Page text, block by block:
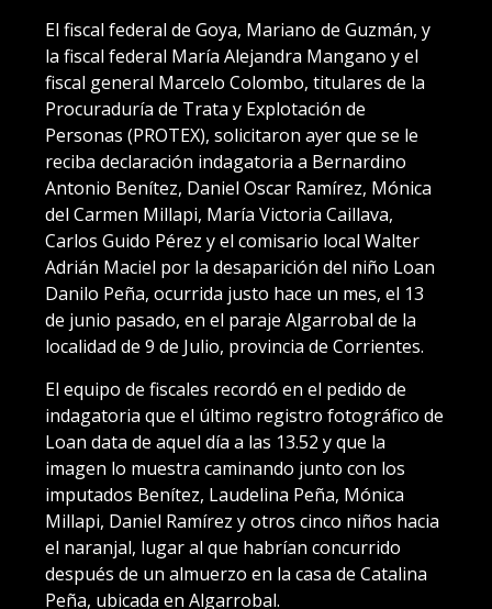
El fiscal federal de Goya, Mariano de Guzmán, y
la fiscal federal María Alejandra Mangano y el
fiscal general Marcelo Colombo, titulares de la
Procuraduría de Trata y Explotación de
Personas (PROTEX), solicitaron ayer que se le
reciba declaración indagatoria a Bernardino
Antonio Benítez, Daniel Oscar Ramírez, Mónica
del Carmen Millapi, María Victoria Caillava,
Carlos Guido Pérez y el comisario local Walter
Adrián Maciel por la desaparición del niño Loan
Danilo Peña, ocurrida justo hace un mes, el 13
de junio pasado, en el paraje Algarrobal de la
localidad de 9 de Julio, provincia de Corrientes.
El equipo de fiscales recordó en el pedido de
indagatoria que el último registro fotográfico de
Loan data de aquel día a las 13.52 y que la
imagen lo muestra caminando junto con los
imputados Benítez, Laudelina Peña, Mónica
Millapi, Daniel Ramírez y otros cinco niños hacia
el naranjal, lugar al que habrían concurrido
después de un almuerzo en la casa de Catalina
Peña, ubicada en Algarrobal.